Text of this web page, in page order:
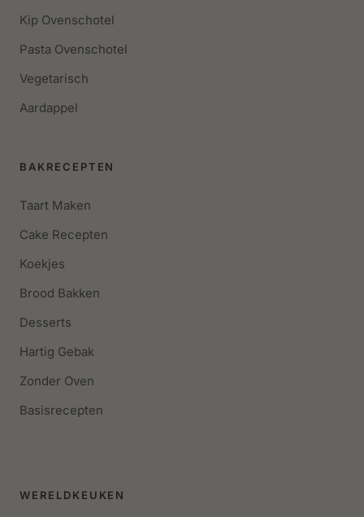
Kip Ovenschotel
Pasta Ovenschotel
Vegetarisch
Aardappel
BAKRECEPTEN
Taart Maken
Cake Recepten
Koekjes
Brood Bakken
Desserts
Hartig Gebak
Zonder Oven
Basisrecepten
WERELDKEUKEN